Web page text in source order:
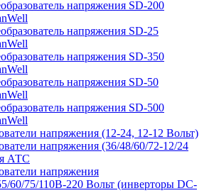
напряжения SD-200
напряжения SD-25
напряжения SD-350
напряжения SD-50
напряжения SD-500
напряжения (12-24, 12-12 Вольт)
напряжения (36/48/60/72-12/24
АТС
напряжения
60/75/110В-220 Вольт (инверторы DC-